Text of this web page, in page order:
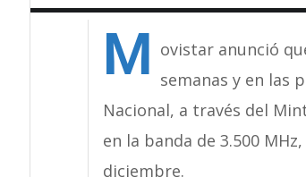
M ovistar anunció
semanas y en las
Nacional, a través del
en la banda de 3.500
diciembre.